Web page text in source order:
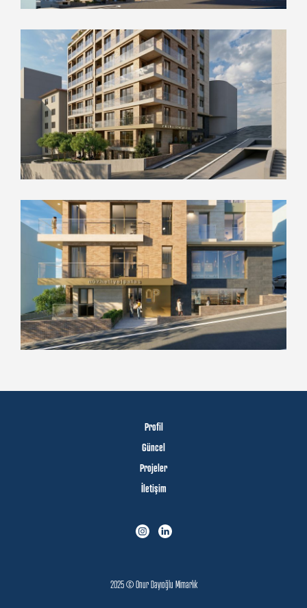
Profil
Güncel
Projeler
İletişim
2025 © Onur Dayıoğlu Mimarlık